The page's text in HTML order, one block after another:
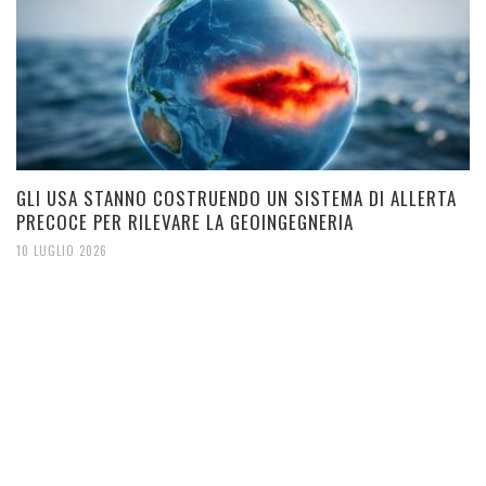
GLI USA STANNO COSTRUENDO UN SISTEMA DI ALLERTA
PRECOCE PER RILEVARE LA GEOINGEGNERIA
10 LUGLIO 2026